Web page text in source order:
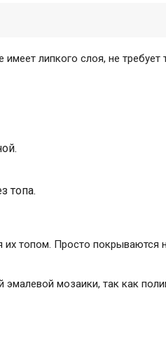
липкого слоя, не требует
топа.
топом. Просто
мозаики, так как